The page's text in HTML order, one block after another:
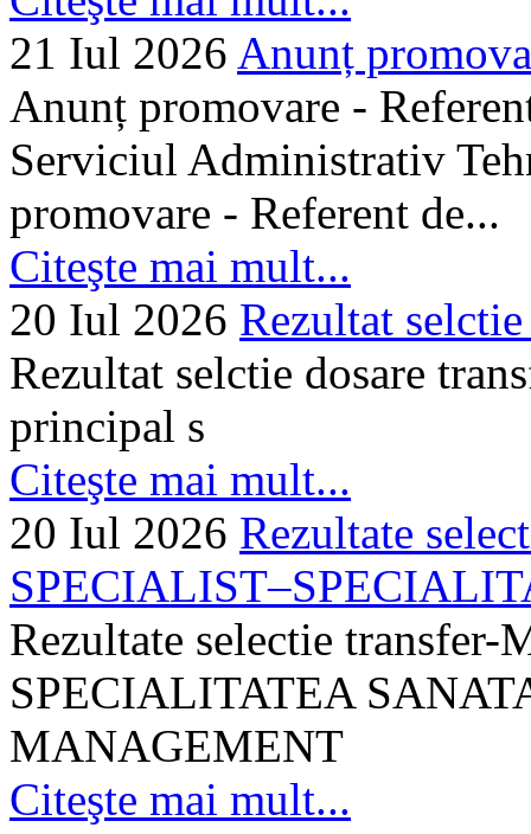
21 Iul 2026 Anunț
Anunț promovare -
Serviciul Administrativ
promovare - Referent de...
Citeşte mai mult...
20 Iul 2026 Rezultat
Rezultat selctie dosare
principal s
Citeşte mai mult...
20 Iul 2026 Rezultate
Rezultate selectie
SPECIALITATEA
MANAGEMENT
Citeşte mai mult...